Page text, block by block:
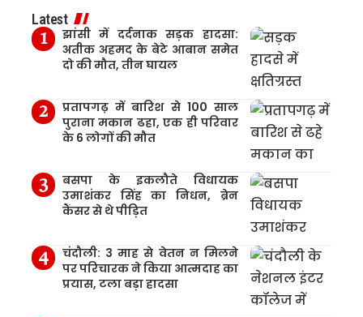
Latest
झांसी में दर्दनाक सड़क हादसा:
अतीक अहमद के बेटे आबान समेत
दो की मौत, तीन घायल
प्रतापगढ़ में बारिश से 100 साल
पुराना मकान ढहा, एक ही परिवार
के 6 लोगों की मौत
बसपा के इकलौते विधायक
उमाशंकर सिंह का निधन, ब्रेन
कैंसर से थे पीड़ित
चंदौली: 3 माह से वेतन न मिलने
पर परिचारक ने किया आत्मदाह का
प्रयास, टला बड़ा हादसा